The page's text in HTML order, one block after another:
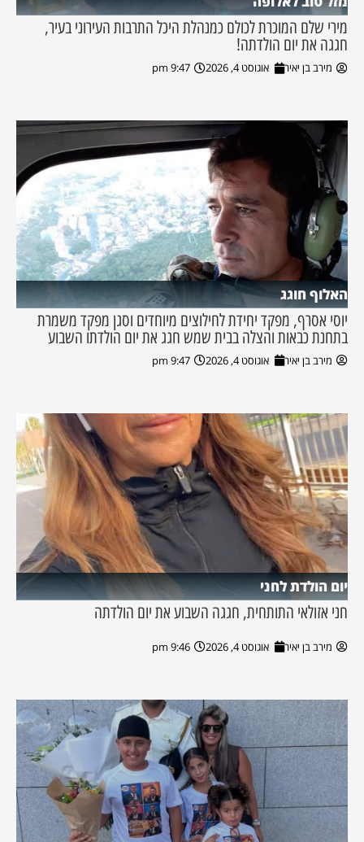
מירי שלם המוכרת לכולם כמנהלת היכל התרבות העירוני בעיר,
חגגה את יום הולדתה!
מירב בן יאיר אוגוסט 4, 2026 9:47 pm
האלוף חוגג
יוסי אסרף, מפקד יחידת לחילוצים מיוחדים וסגן מפקד משמרת
בתחנת כבאות והצלה בבית שמש חגג את יום הולדתו השבוע
מירב בן יאיר אוגוסט 4, 2026 9:47 pm
יום הולדת לחני
חני אזולאי התותחית, חגגה השבוע את יום הולדתה
מירב בן יאיר אוגוסט 4, 2026 9:46 pm